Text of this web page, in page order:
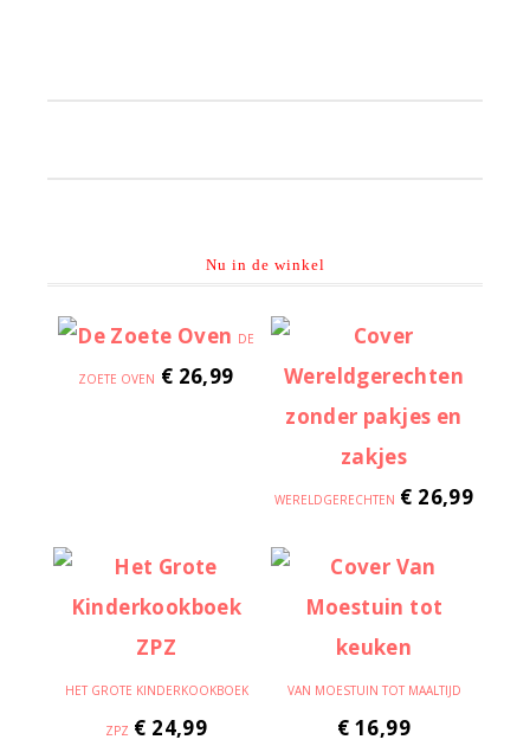
Nu in de winkel
DE
ZOETE OVEN € 26,99
WERELDGERECHTEN € 26,99
HET GROTE KINDERKOOKBOEK
ZPZ € 24,99
VAN MOESTUIN TOT MAALTIJD
€ 16,99